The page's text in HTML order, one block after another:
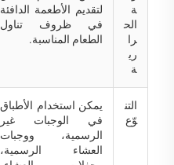
ة
الح
را
ري
ة
لتقديم الأطعمة الدافئة
في ظروف تناول
الطعام المناسبة.
التن
وّع
يمكن استخدام الأطباق
في الوجبات غير
الرسمية، ووجبات
العشاء الرسمية،